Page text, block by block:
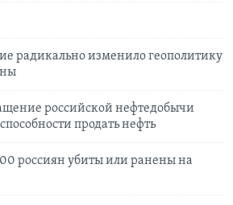
радикально изменило геополитику
российской нефтедобычи
продать нефть
россиян убиты или ранены на